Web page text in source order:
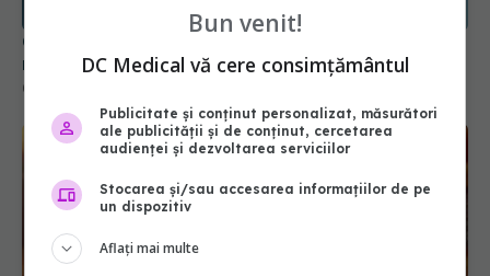
Combinația de medicamente care blochează
revenirea cancerului renal
07 iul 2026, 12:40
Bun venit!
DC Medical vă cere consimțământul
Publicitate și conținut personalizat, măsurători
ale publicității și de conținut, cercetarea
audienței și dezvoltarea serviciilor
Stocarea și/sau accesarea informațiilor de pe
un dispozitiv
Aflați mai multe